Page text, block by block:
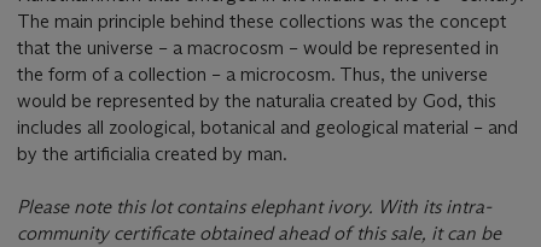
The main principle behind these collections was the concept
that the universe – a macrocosm – would be represented in
the form of a collection – a microcosm. Thus, the universe
would be represented by the naturalia created by God, this
includes all zoological, botanical and geological material – and
by the artificialia created by man.
Please note this lot contains elephant ivory. With its intra-
community certificate obtained ahead of this sale, it can be